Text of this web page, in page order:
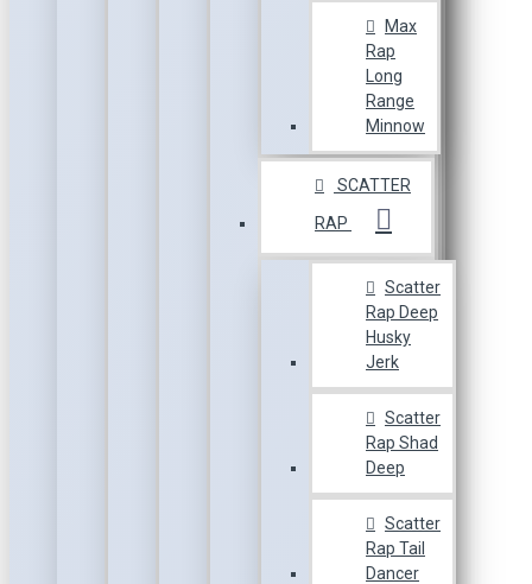
Max
Rap
Long
Range
Minnow
SCATTER
RAP
Scatter
Rap Deep
Husky
Jerk
Scatter
Rap Shad
Deep
Scatter
Rap Tail
Dancer